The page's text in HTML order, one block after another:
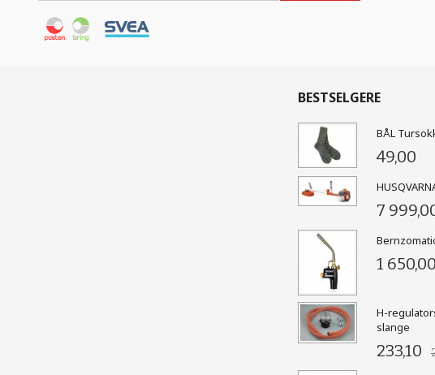
BESTSELGERE
BÅL
49,00
7
1 650,00
H-
slange
233,10